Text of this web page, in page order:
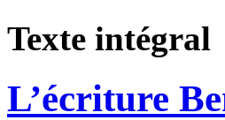
Texte intégral
L’écriture